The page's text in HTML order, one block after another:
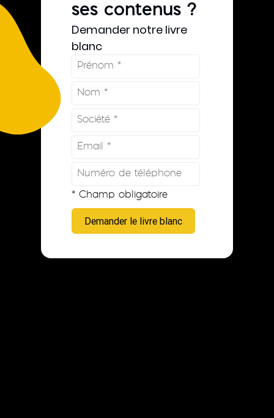
ses contenus ?
Demander notre livre
blanc
* Champ obligatoire
Demander le livre blanc